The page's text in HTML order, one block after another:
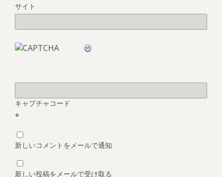
サイト
キャプチャコード
*
新しいコメントをメールで通知
新しい投稿をメールで受け取る